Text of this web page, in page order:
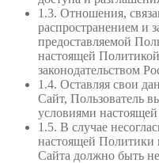
1.3. Отношения,
распространением и
предоставляемой
настоящей
законодательством
1.4. Оставляя свои
Сайт, Пользователь
условиями
1.5. В случае
настоящей Политики
Сайта должно быть